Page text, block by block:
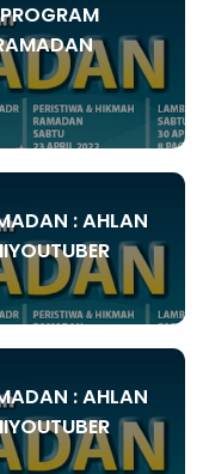
: AHLAN
: AHLAN